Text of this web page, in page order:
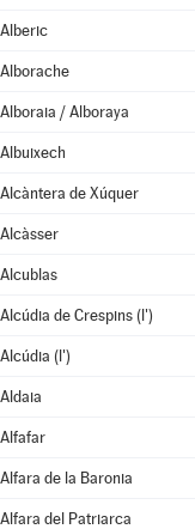
Alberic
Alborache
Alboraia / Alboraya
Albuixech
Alcàntera de Xúquer
Alcàsser
Alcublas
Alcúdia de Crespins (l')
Alcúdia (l')
Aldaia
Alfafar
Alfara de la Baronia
Alfara del Patriarca